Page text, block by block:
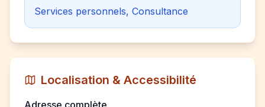
Services personnels, Consultance
Localisation & Accessibilité
Adresse complète